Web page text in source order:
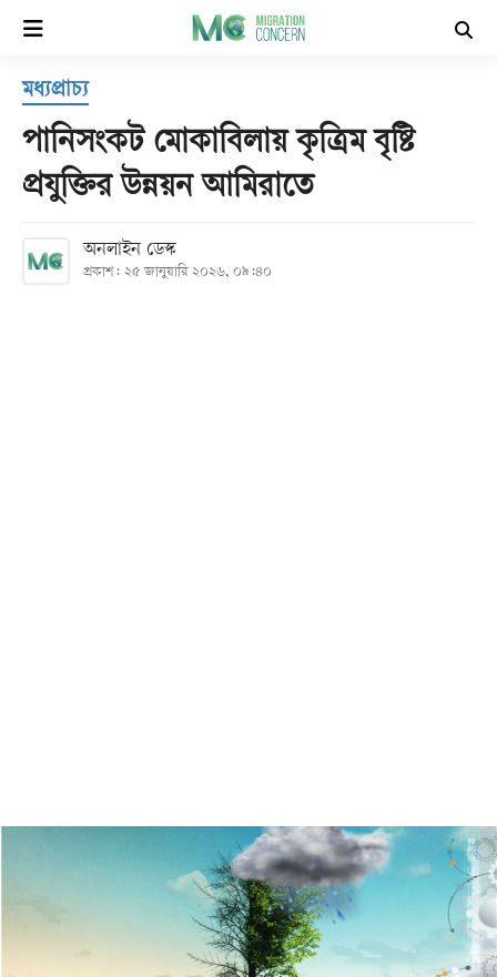
হোম
সর্বশেষ
বিভাগ
মধ্যপ্রাচ্য
পানিসংকট মোকাবিলায় কৃত্রিম বৃষ্টি
প্রযুক্তির উন্নয়ন আমিরাতে
অনলাইন ডেস্ক
প্রকাশ: ২৫ জানুয়ারি ২০২৬, ০৯:৪০